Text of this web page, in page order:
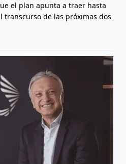
el plan apunta a traer hasta
transcurso de las próximas dos